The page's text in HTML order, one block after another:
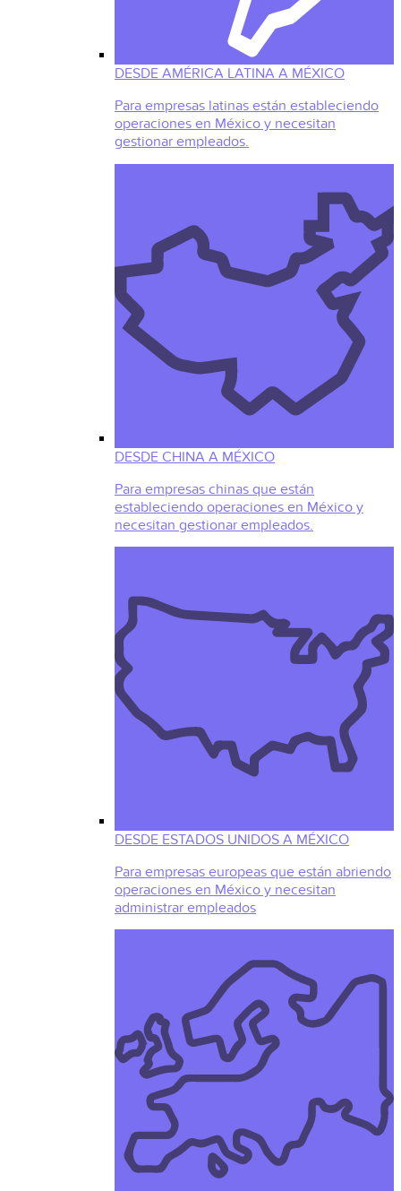
DESDE AMÉRICA LATINA A MÉXICO
Para empresas latinas están estableciendo
operaciones en México y necesitan
gestionar empleados.
DESDE CHINA A MÉXICO
Para empresas chinas que están
estableciendo operaciones en México y
necesitan gestionar empleados.
DESDE ESTADOS UNIDOS A MÉXICO
Para empresas europeas que están abriendo
operaciones en México y necesitan
administrar empleados